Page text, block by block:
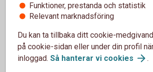
Funktioner, prestanda och statistik
Relevant marknadsföring
Du kan ta tillbaka ditt cookie-
på cookie-sidan eller under din profil
inloggad. Så hanterar vi cookies .